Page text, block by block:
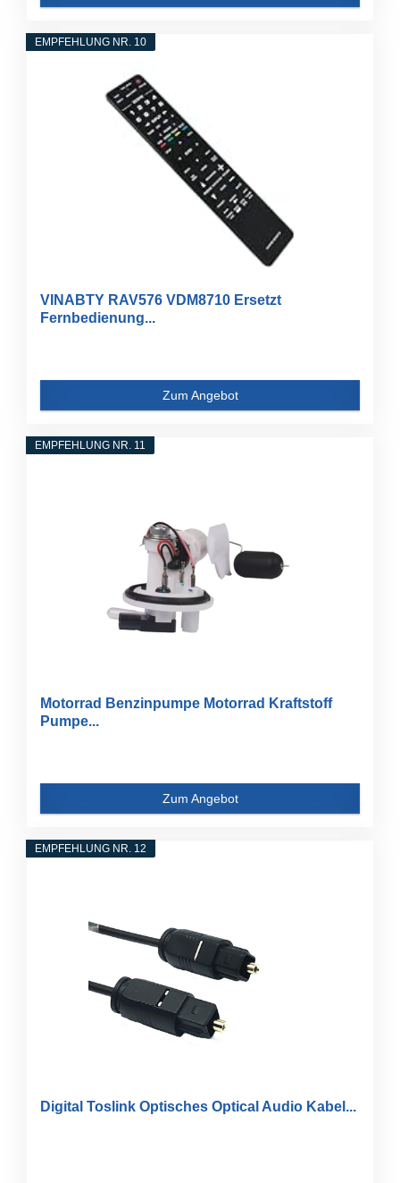
EMPFEHLUNG NR. 10
VINABTY RAV576 VDM8710 Ersetzt
Fernbedienung...
Zum Angebot
EMPFEHLUNG NR. 11
Motorrad Benzinpumpe Motorrad Kraftstoff
Pumpe...
Zum Angebot
EMPFEHLUNG NR. 12
Digital Toslink Optisches Optical Audio Kabel...